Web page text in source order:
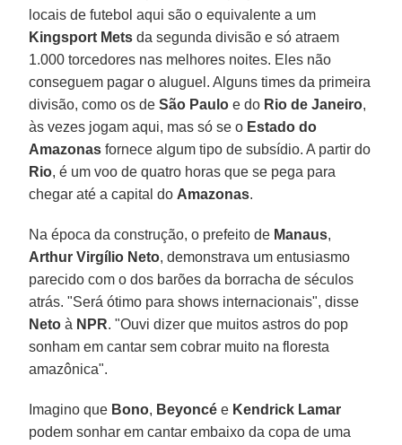
locais de futebol aqui são o equivalente a um
Kingsport Mets da segunda divisão e só atraem
1.000 torcedores nas melhores noites. Eles não
conseguem pagar o aluguel. Alguns times da primeira
divisão, como os deSão Paulo e do Rio de Janeiro,
às vezes jogam aqui, mas só se o Estado do
Amazonas fornece algum tipo de subsídio. A partir do
Rio, é um voo de quatro horas que se pega para
chegar até a capital do Amazonas.
Na época da construção, o prefeito de Manaus,
Arthur Virgílio Neto, demonstrava um entusiasmo
parecido com o dos barões da borracha de séculos
atrás. "Será ótimo para shows internacionais", disse
Neto à NPR. "Ouvi dizer que muitos astros do pop
sonham em cantar sem cobrar muito na floresta
amazônica".
Imagino que Bono, Beyoncé e Kendrick Lamar
podem sonhar em cantar embaixo da copa de uma